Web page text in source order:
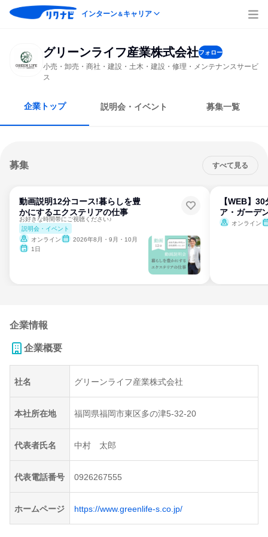
インターン＆キャリア
グリーンライフ産業株式会社フォロー
小売・卸売・商社・建設・土木・建設・修理・メンテナンスサービ
ス
企業トップ 説明会・イベント 募集一覧
募集 すべて見る
動画説明12分コース!暮らしを豊
かにするエクステリアの仕事
お好きな時間帯にご視聴ください♪
説明会・イベント
オンライン
2026年8月・9月・10月
1日
【WEB】
ア・ガーデ
オンライン
企業情報
企業概要
社名 グリーンライフ産業株式会社
本社所在地 福岡県福岡市東区多の津5-32-20
代表者氏名 中村 太郎
代表電話番号 0926267555
ホームページ https://www.greenlife-s.co.jp/